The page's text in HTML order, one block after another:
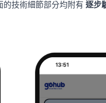
的技術細節部分均附有 逐步